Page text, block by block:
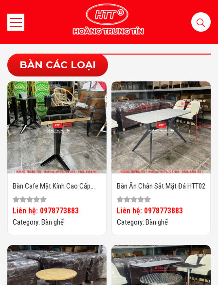
BÀN CÁC LOẠI
Bàn Cafe Mặt Kính Cao Cấp
HTT-01
Liên hệ: 0978773883
Category: Bàn ghế
Bàn Ăn Chân Sắt Mặt Đá HTT02
Liên hệ: 0978773883
Category: Bàn ghế